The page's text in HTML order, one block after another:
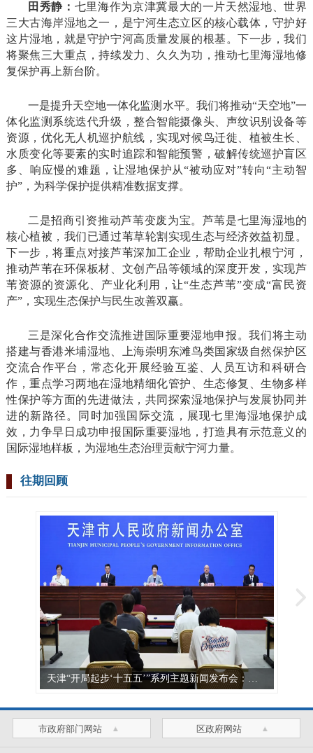
田秀静： 七里海作为京津冀最大的一片天然湿地、世界
三大古海岸湿地之一，是宁河生态立区的核心载体，守护好
这片湿地，就是守护宁河高质量发展的根基。下一步，我们
将聚焦三大重点，持续发力、久久为功，推动七里海湿地修
复保护再上新台阶。
一是提升天空地一体化监测水平。我们将推动“天空地”一
体化监测系统迭代升级，整合智能摄像头、声纹识别设备等
资源，优化无人机巡护航线，实现对候鸟迁徙、植被生长、
水质变化等要素的实时追踪和智能预警，破解传统巡护盲区
多、响应慢的难题，让湿地保护从“被动应对”转向“主动智
护”，为科学保护提供精准数据支撑。
二是招商引资推动芦苇变废为宝。芦苇是七里海湿地的
核心植被，我们已通过苇草轮割实现生态与经济效益初显。
下一步，将重点对接芦苇深加工企业，帮助企业扎根宁河，
推动芦苇在环保板材、文创产品等领域的深度开发，实现芦
苇资源的资源化、产业化利用，让“生态芦苇”变成“富民资
产”，实现生态保护与民生改善双赢。
三是深化合作交流推进国际重要湿地申报。我们将主动
搭建与香港米埔湿地、上海崇明东滩鸟类国家级自然保护区
交流合作平台，常态化开展经验互鉴、人员互访和科研合
作，重点学习两地在湿地精细化管护、生态修复、生物多样
性保护等方面的先进做法，共同探索湿地保护与发展协同并
进的新路径。同时加强国际交流，展现七里海湿地保护成
效，力争早日成功申报国际重要湿地，打造具有示范意义的
国际湿地样板，为湿地生态治理贡献宁河力量。
往期回顾
天津“开局起步‘十五五’”系列主题新闻发布会：发布《天津市教育发展“十五五”规划》
市政府部门网站 区政府网站